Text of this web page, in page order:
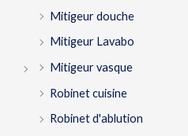
Mitigeur douche
Mitigeur Lavabo
Mitigeur vasque
Robinet cuisine
Robinet d'ablution